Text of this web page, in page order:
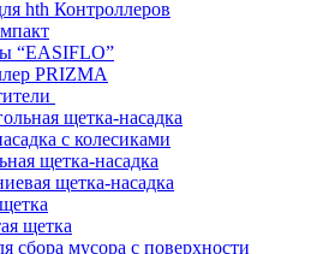
hth Контроллеров
“EASIFLO”
PRIZMA
щетка-насадка
с колесиками
щетка-насадка
щетка-насадка
щетка
сбора мусора с поверхности